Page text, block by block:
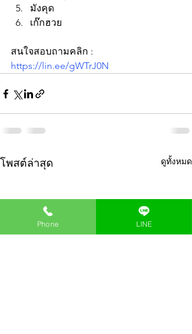
มังคุด
เก๊กฮวย
สนใจสอบถามคลิก :
https://lin.ee/gWTrJ0N
โพสต์ล่าสุด ดูทั้งหมด
Phone LINE